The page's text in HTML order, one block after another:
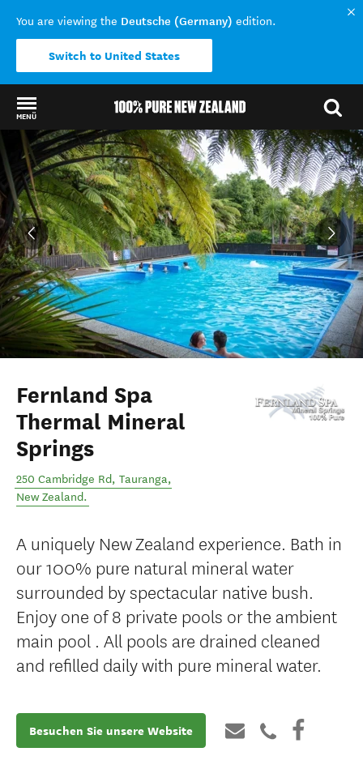
You are viewing the Deutsche (Germany) edition.
Switch to United States
MENÜ
Back to my results
Fernland Spa
Thermal Mineral
Springs
250 Cambridge Rd, Tauranga,
New Zealand.
A uniquely New Zealand experience. Bath in
our 100% pure natural mineral water
surrounded by spectacular native bush.
Enjoy one of 8 private pools or the ambient
main pool . All pools are drained cleaned
and refilled daily with pure mineral water.
Besuchen Sie unsere Website